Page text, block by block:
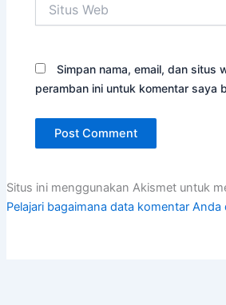
Web
Simpan nama, email, dan situs
peramban ini untuk komentar saya
Situs ini menggunakan Akismet untuk
Pelajari bagaimana data komentar Anda